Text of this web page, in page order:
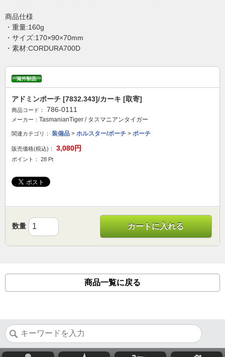
商品仕様
・重量:160g
・サイズ:170×90×70mm
・素材:CORDURA700D
アドミンポーチ [7832.343]/カーキ [取寄]
商品コード： 786-0111
メーカー： TasmanianTiger / タスマニアンタイガー
関連カテゴリ： 装備品 > ホルスター/ポーチ > ポーチ
販売価格(税込)： 3,080円
ポイント： 28 Pt
数量 カートに入れる
商品一覧に戻る